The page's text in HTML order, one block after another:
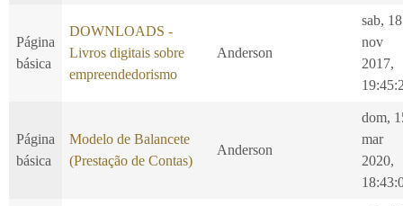
Página
básica
DOWNLOADS -
Livros digitais sobre
empreendedorismo
Anderson
sab, 18
nov
2017,
Página
básica
Modelo de Balancete
(Prestação de Contas)
Anderson
dom,
mar
2020,